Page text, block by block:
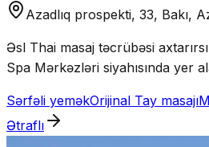
Azadlıq prospekti, 33, Bakı,
Əsl Thai masaj təcrübəsi
Spa Mərkəzləri siyahısında yer
stressdən uzaqlaşmaq üçün
Sərfəli yeməkOrijinal Tay masajı
Ətraflı